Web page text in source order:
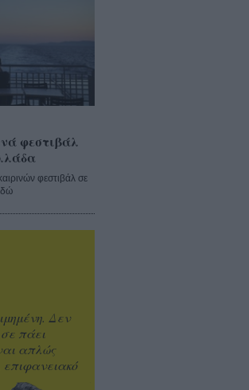
φεστιβάλ
φεστιβάλ σε
Δεν
πάει
απλώς